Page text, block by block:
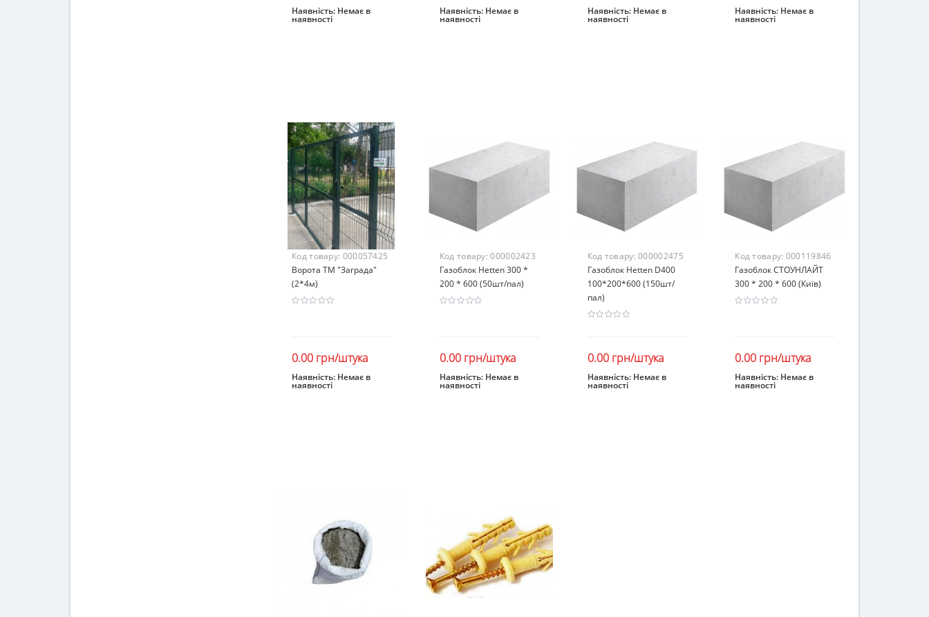
Закінчився
Наявність: Немає в
наявності Закінчився
Наявність: Немає в
наявності Закінчився
Наявність: Немає в
наявності Закінчився
Наявність: Немає в
наявності
Код товару: 000057425
Ворота ТМ "Заграда"
(2*4м)
0.00 грн/штука
Закінчився
Наявність: Немає в
наявності
Код товару:000002423
Газоблок Hetten 300 *
200 * 600 (50шт/пал)
0.00 грн/штука
Закінчився
Наявність: Немає в
наявності
Код товару:000002475
Газоблок Hetten D400
100*200*600 (150шт/
пал)
0.00 грн/штука
Закінчився
Наявність: Немає в
наявності
Код товару: 000119846
Газоблок СТОУНЛАЙТ
300 * 200 * 600 (Київ)
0.00 грн/штука
Закінчився
Наявність: Немає в
наявності